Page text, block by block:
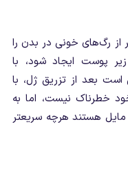
رگ‌های خونی در بدن را
پوست ایجاد شود، با
بعد از تزریق ژل، با
خطرناک نیست، اما به
مایل هستند هرچه سریعتر